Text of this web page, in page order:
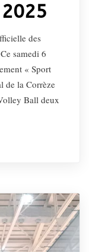
des
samedi 6
« Sport
de la Corrèze
Ball deux